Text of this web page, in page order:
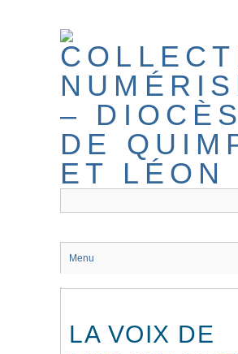
Menu
LA VOIX DE